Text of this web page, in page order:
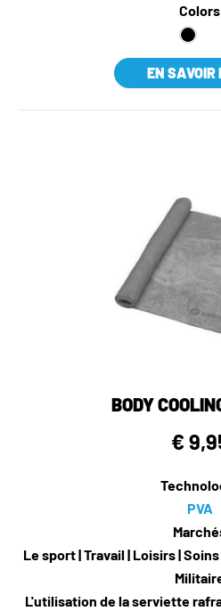
Colors
EN SAVOIR
BODY
€
PVA
Le sport | Travail | Loisirs |
L'utilisation de la serviette